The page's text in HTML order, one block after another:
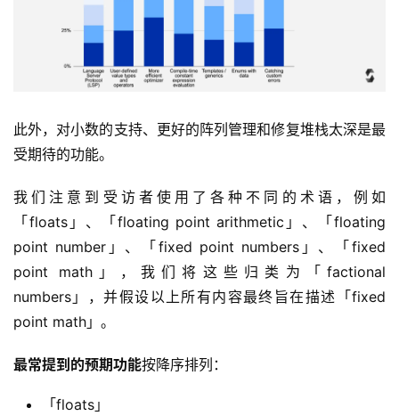
此外，对小数的支持、更好的阵列管理和修复堆栈太深是最
受期待的功能。
我们注意到受访者使用了各种不同的术语，例如
「floats」、「floating point arithmetic」、「floating
point number」、「fixed point numbers」、「fixed
point math」，我们将这些归类为「factional
numbers」，并假设以上所有内容最终旨在描述「fixed
point math」。
最常提到的预期功能按降序排列：
「floats」